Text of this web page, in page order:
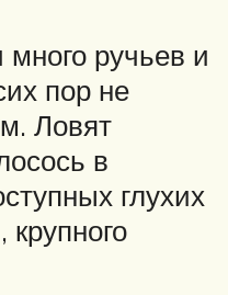
много ручьев и
пор не
Ловят
в
глухих